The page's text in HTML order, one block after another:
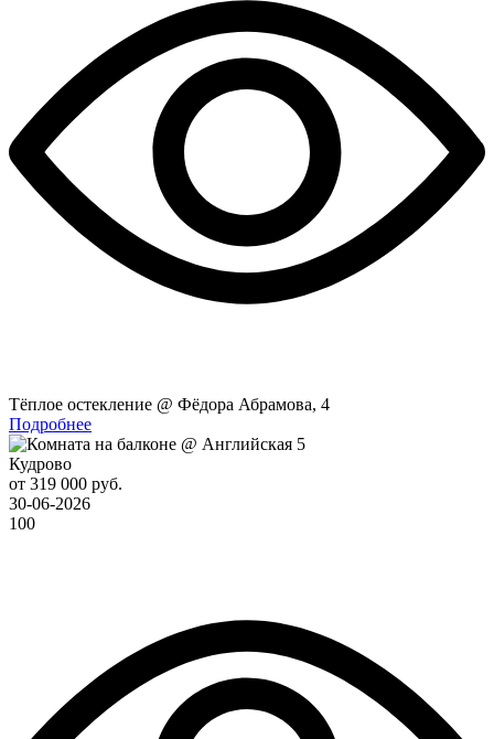
Тёплое остекление @ Фёдора Абрамова, 4
Подробнее
Кудрово
от 319 000 руб.
30-06-2026
100